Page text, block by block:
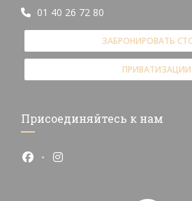
01 40 26 72 80
ЗАБРОНИРОВАТЬ
ПРИВАТИЗАЦИИ
Присоединяйтесь к нам
Facebook ((открывается в
Instagram